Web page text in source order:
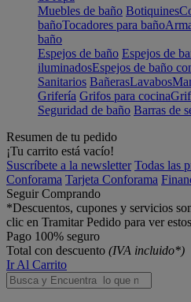
Muebles de baño Botiquines
bañoTocadores para baño
baño
Espejos de baño Espejos de
iluminadosEspejos de baño
Sanitarios BañerasLavabos
Grifería Grifos para cocina
Seguridad de baño Barras de
Resumen de tu pedido
¡Tu carrito está vacío!
Suscríbete a la newsletter Todas las
Conforama Tarjeta Conforama
Seguir Comprando
*Descuentos, cupones y servicios
clic en Tramitar Pedido para ver
Pago 100% seguro
Total con descuento (IVA incluido*)
Ir Al Carrito